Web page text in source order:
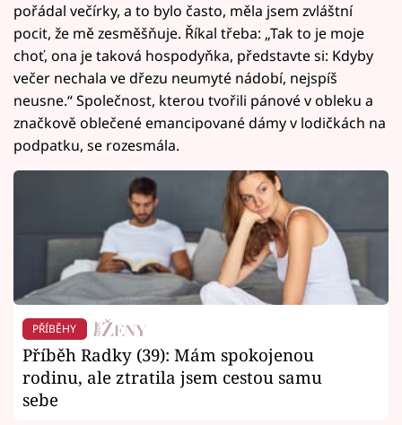
pořádal večírky, a to bylo často, měla jsem zvláštní
pocit, že mě zesměšňuje. Říkal třeba: „Tak to je moje
choť, ona je taková hospodyňka, představte si: Kdyby
večer nechala ve dřezu neumyté nádobí, nejspíš
neusne.“ Společnost, kterou tvořili pánové v obleku a
značkově oblečené emancipované dámy v lodičkách na
podpatku, se rozesmála.
PŘÍBĚHY
Příběh Radky (39): Mám spokojenou
rodinu, ale ztratila jsem cestou samu
sebe